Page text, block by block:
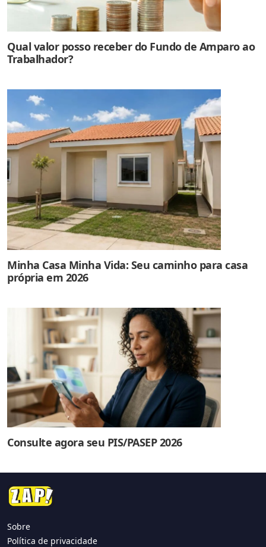
Qual valor posso receber do Fundo de Amparo ao
Trabalhador?
Minha Casa Minha Vida: Seu caminho para casa
própria em 2026
Consulte agora seu PIS/PASEP 2026
Sobre
Política de privacidade